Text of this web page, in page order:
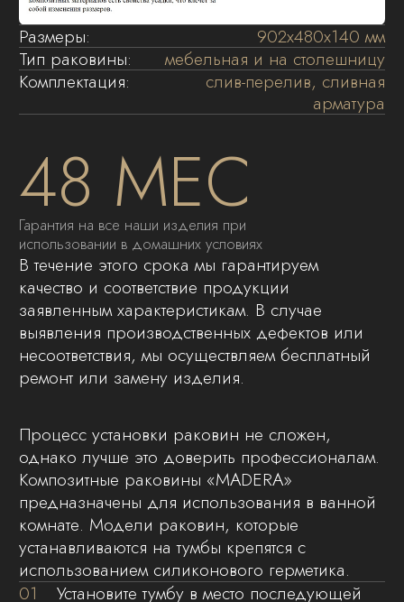
предназначены для использования в ванной
комнате. Модели раковин, которые
устанавливаются на тумбы крепятся с
использованием силиконового герметика.
01
Установите тумбу в место последующей
эксплуатации. Если тумба навесная –
Тонким слоем нанесите силиконовый
герметик на верхние кромки боковых
стенок тумб.
03
Во избежание возможного попадания
обрабатывать силиконовым герметиком
заднюю поверхность раковины,
примыкающую к стене. Рекомендуется
использовать прозрачный либо белого
цвета герметик.
04
Установите раковину на тумбу и плотно
прижмите к тумбе и стене. Для удаления
остатков герметика рекомендуется
использовать влажную ткань.
05
После отверждения герметика,
установите санитарно-техническую
электроинструментом в закладные гайки,
только отверткой.
07
В комплектацию отдельно висящих
раковин над стиральной машинкой
входят только кронштейны и крепления к
раковине, а также декоративная крышка,
где предусмотрена.
08
Крепления к стене подбираются
индивидуально покупателем по типу
стены и не предусмотрены
комплектацией.